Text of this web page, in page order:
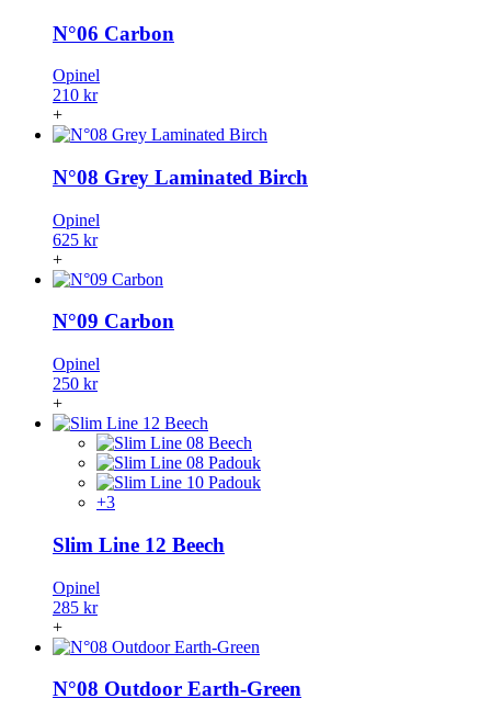
N°06 Carbon
Opinel
210 kr
+
N°08 Grey Laminated Birch
Opinel
625 kr
+
N°09 Carbon
Opinel
250 kr
+
+3
Slim Line 12 Beech
Opinel
285 kr
+
N°08 Outdoor Earth-Green